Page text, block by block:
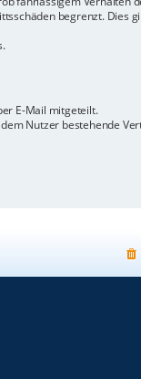
begrenzt. Dies
E-Mail mitgeteilt.
Nutzer bestehende